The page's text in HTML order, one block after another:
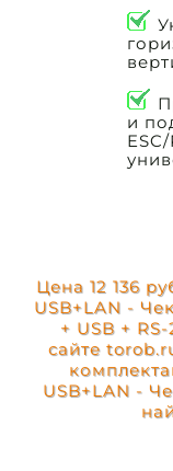
и
Цена 12 136
USB+LAN -
+ USB +
сайте
USB+LAN -